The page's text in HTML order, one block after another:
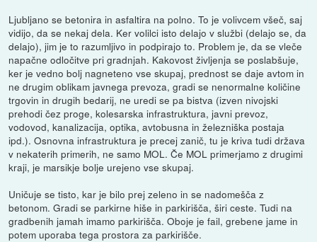
Ljubljano se betonira in asfaltira na polno. To je volivcem všeč, saj
vidijo, da se nekaj dela. Ker volilci isto delajo v službi (delajo se, da
delajo), jim je to razumljivo in podpirajo to. Problem je, da se vleče
napačne odločitve pri gradnjah. Kakovost življenja se poslabšuje,
ker je vedno bolj nagneteno vse skupaj, prednost se daje avtom in
ne drugim oblikam javnega prevoza, gradi se nenormalne količine
trgovin in drugih bedarij, ne uredi se pa bistva (izven nivojski
prehodi čez proge, kolesarska infrastruktura, javni prevoz,
vodovod, kanalizacija, optika, avtobusna in železniška postaja
ipd.). Osnovna infrastruktura je precej zanič, tu je kriva tudi država
v nekaterih primerih, ne samo MOL. Če MOL primerjamo z drugimi
kraji, je marsikje bolje urejeno vse skupaj.
Uničuje se tisto, kar je bilo prej zeleno in se nadomešča z
betonom. Gradi se parkirne hiše in parkirišča, širi ceste. Tudi na
gradbenih jamah imamo parkirišča. Oboje je fail, grebene jame in
potem uporaba tega prostora za parkirišče.